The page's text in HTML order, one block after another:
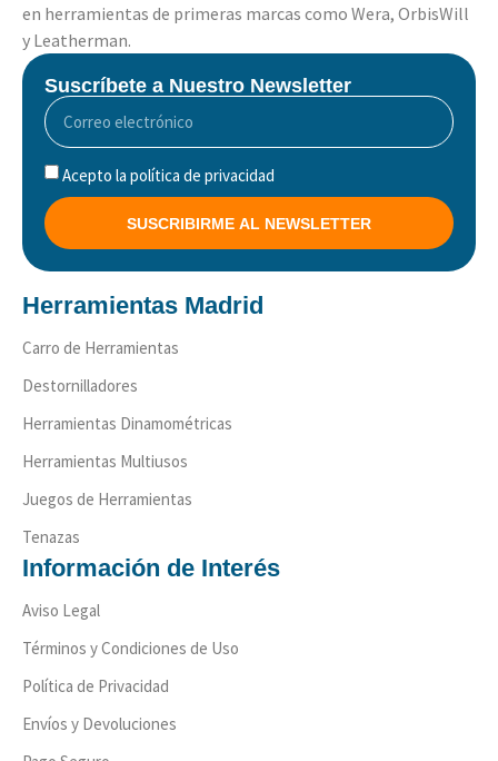
en herramientas de primeras marcas como Wera, OrbisWill
y Leatherman.
Suscríbete a Nuestro Newsletter
Acepto la política de privacidad
SUSCRIBIRME AL NEWSLETTER
Herramientas Madrid
Carro de Herramientas
Destornilladores
Herramientas Dinamométricas
Herramientas Multiusos
Juegos de Herramientas
Tenazas
Información de Interés
Aviso Legal
Términos y Condiciones de Uso
Política de Privacidad
Envíos y Devoluciones